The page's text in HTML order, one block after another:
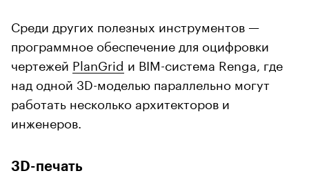
Среди других полезных инструментов —
программное обеспечение для оцифровки
чертежей PlanGrid и BIM-система Renga, где
над одной 3D-моделью параллельно могут
работать несколько архитекторов и
инженеров.
3D-печать